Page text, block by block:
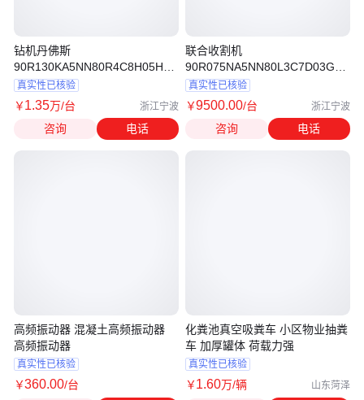
钻机丹佛斯
90R130KA5NN80R4C8H05HCA353520
液压泵
真实性已核验
￥1.35万/台 浙江宁波
咨询 电话
高频振动器 混凝土高频振动器
高频振动器
真实性已核验
￥360.00/台
联合收割机
液压泵
真实性已核验
￥9500.00/台 浙江宁波
咨询 电话
化粪池真空吸粪车 小区物业抽粪
车 加厚罐体 荷载力强
真实性已核验
￥1.60万/辆 山东菏泽